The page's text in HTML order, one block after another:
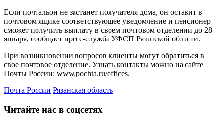
Если почтальон не застанет получателя дома, он оставит в
почтовом ящике соответствующее уведомление и пенсионер
сможет получить выплату в своем почтовом отделении до 28
января, сообщает пресс-служба УФСП Рязанской области.
При возникновении вопросов клиенты могут обратиться в
свое почтовое отделение. Узнать контакты можно на сайте
Почты России: www.pochta.ru/offices.
Почта России Рязанская область
Читайте нас в соцсетях